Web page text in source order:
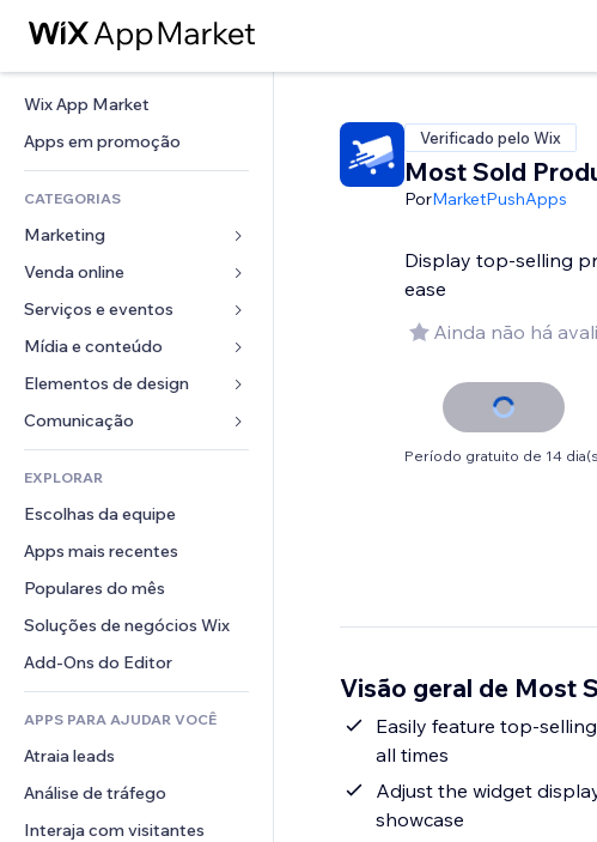
Wix App Market
Apps em promoção
CATEGORIAS
Marketing
Anúncios
Mobile
Análises
Listas do site
Email
Venda online
Apps para lojas
Frete e entrega
Botões de venda
Contabilidade
Cupons e fidelidade
Soluções de armazenamento
Serviços e eventos
Hotéis
Eventos
Restaurantes
Imobiliária
Meus agendamentos
Mídia e conteúdo
Galeria
Músicas
Podcasts
Fotografia
Vídeo
PDF
Compartilhamento de arquivos
Notícias
Elementos de design
Mapas e navegação
Privacidade e segurança
Relógio
Templates de página
Efeitos de imagem
Botões e menus
Banners e selos
Calculadoras
Busca
Previsão do tempo
Tabelas e gráficos
Formulários
Enquetes
Chat
Comentários
Telefone
Comunidade
Avaliações e depoimentos
CRM
EXPLORAR
Escolhas da equipe
Apps mais recentes
Populares do mês
Soluções de negócios Wix
Add-Ons do Editor
APPS PARA AJUDAR VOCÊ
Atraia leads
Análise de tráfego
Interaja com visitantes
Verificado pelo Wix
Most Sold
PorMarketPushApps
Display top-selling
ease
Ainda não há
Período gratuito de 14
Visão geral de Most
Easily feature top-
all times
Adjust the widget
showcase